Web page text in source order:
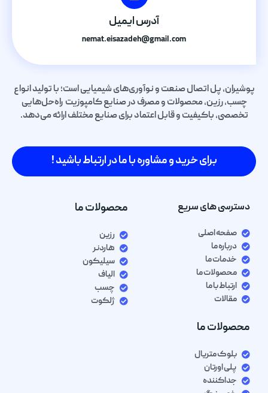
آدرس ایمیل
nemat.eisazadeh@gmail.com
پوشیران، پل اتصال صنعت و نوآوری‌های شیمیایی است؛ با تولید انواع
چسب، رزین، محصولات و مصرف در صنایع کامپوزیت راه‌حل‌هایی
تخصصی، باکیفیت و قابل اعتماد برای صنایع مختلف ارائه می‌دهد.
برای خرید و مشاوره با ما در ارتباط باشید !
دسترسی های سریع
صفحه اصلی
درباره ما
خدمات ما
محصولات ما
ارتباط با ما
مقالات
محصولات ما
رزین
هاردنر
سیلیکون
الیاف
چسب
ژلکوت
محصولات ما
بلوک متریال
پلی اورتان
جداکننده